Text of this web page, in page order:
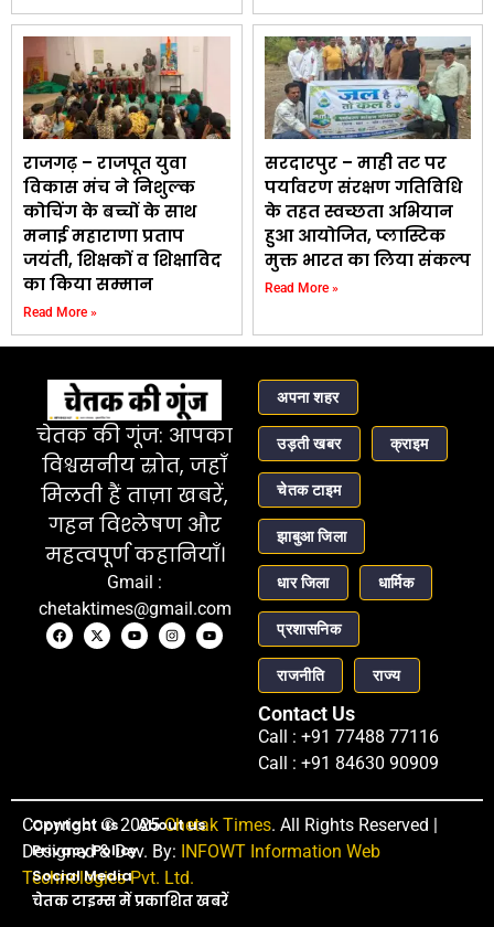
राजगढ़ – राजपूत युवा
विकास मंच ने निशुल्क
कोचिंग के बच्चों के साथ
मनाई महाराणा प्रताप
जयंती, शिक्षकों व शिक्षाविद
का किया सम्मान
Read More »
सरदारपुर – माही तट पर
पर्यावरण संरक्षण गतिविधि
के तहत स्वच्छता अभियान
हुआ आयोजित, प्लास्टिक
मुक्त भारत का लिया संकल्प
Read More »
चेतक की गूंज: आपका
विश्वसनीय स्रोत, जहाँ
मिलती हैं ताज़ा खबरें,
गहन विश्लेषण और
महत्वपूर्ण कहानियाँ।
Gmail :
chetaktimes@gmail.com
अपना शहर
उड़ती खबर क्राइम
चेतक टाइम
झाबुआ जिला
धार जिला धार्मिक
प्रशासनिक
राजनीति राज्य
Contact Us
Call : +91 77488 77116
Call : +91 84630 90909
Contact us
About us
Privacy Policy
Social Media
चेतक टाइम्स में प्रकाशित खबरें
Copyright © 2025Chetak Times. All Rights Reserved |
Designed & Dev. By: INFOWT Information Web
Technologies Pvt. Ltd.